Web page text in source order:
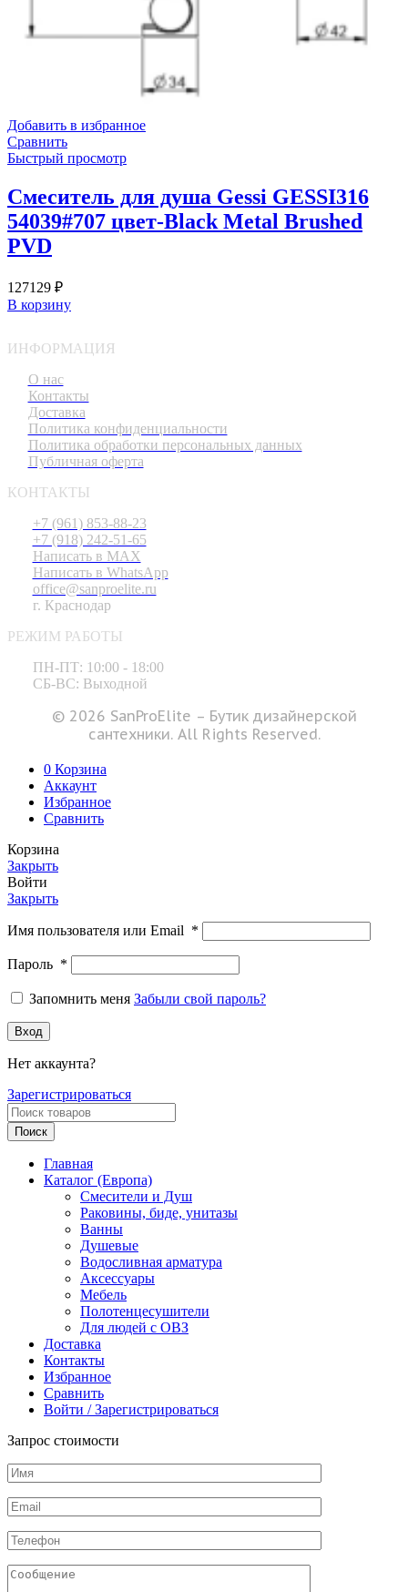
Добавить в избранное
Сравнить
Быстрый просмотр
Смеситель для душа Gessi GESSI316
54039#707 цвет-Black Metal Brushed
PVD
127129 ₽
В корзину
ИНФОРМАЦИЯ
О нас
Контакты
Доставка
Политика конфиденциальности
Политика обработки персональных данных
Публичная оферта
КОНТАКТЫ
+7 (961) 853-88-23
+7 (918) 242-51-65
Написать в MAX
Написать в WhatsApp
office@sanproelite.ru
г. Краснодар
РЕЖИМ РАБОТЫ
ПН-ПТ: 10:00 - 18:00
СБ-ВС: Выходной
© 2026 SanProElite – Бутик дизайнерской
сантехники. All Rights Reserved.
0 Корзина
Аккаунт
Избранное
Сравнить
Корзина
Закрыть
Войти
Закрыть
Имя пользователя или Email *
Пароль *
Запомнить меня Забыли свой пароль?
Вход
Нет аккаунта?
Зарегистрироваться
Поиск
Главная
Каталог (Европа)
Смесители и Душ
Раковины, биде, унитазы
Ванны
Душевые
Водосливная арматура
Аксессуары
Мебель
Полотенцесушители
Для людей с ОВЗ
Доставка
Контакты
Избранное
Сравнить
Войти / Зарегистрироваться
Запрос стоимости